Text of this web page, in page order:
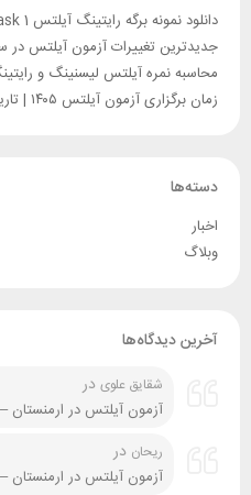
دانلود نمونه برگه رایتینگ آیلتس Task 1 و Task 2
جدیدترین تغییرات آزمون آیلتس در سال
محاسبه نمره آیلتس لیسنینگ و
زمان برگزاری آزمون آیلتس ۱۴۰۵ | تاریخ آزمون آیلتس در 2026
دسته‌ها
اخبار
وبلاگ
آخرین دیدگاه‌ها
شقایق علوی در
آزمون آیلتس در ارمنستان
ریحان در
آزمون آیلتس در ارمنستان